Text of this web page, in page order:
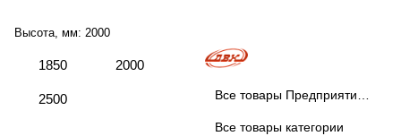
Высота, мм: 2000
1850 2000
2500 Все товары Предприятие ДВК
Все товары категории